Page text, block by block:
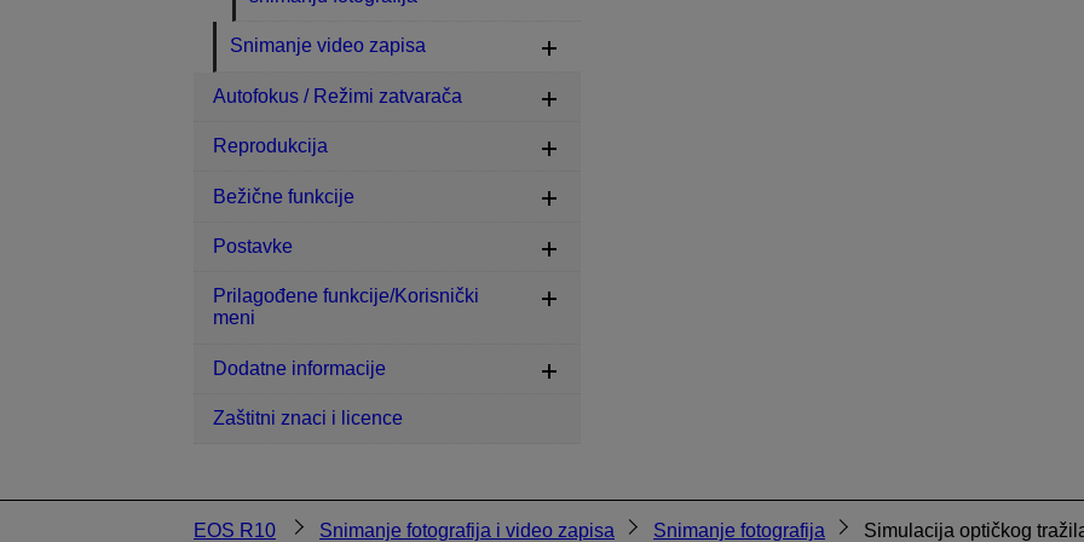
Snimanje video zapisa
Autofokus / Režimi zatvarača
Reprodukcija
Bežične funkcije
Postavke
Prilagođene funkcije/Korisnički
meni
Dodatne informacije
Zaštitni znaci i licence
EOS R10 Snimanje fotografija i video zapisa Snimanje fotografija Simulacija optičkog